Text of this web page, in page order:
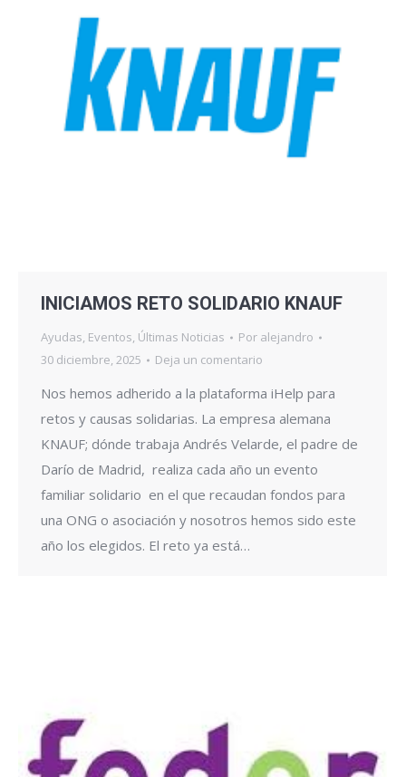
INICIAMOS RETO SOLIDARIO KNAUF
Ayudas, Eventos, Últimas Noticias Por alejandro
30 diciembre, 2025
Deja un comentario
Nos hemos adherido a la plataforma iHelp para
retos y causas solidarias. La empresa alemana
KNAUF; dónde trabaja Andrés Velarde, el padre de
Darío de Madrid, realiza cada año un evento
familiar solidario en el que recaudan fondos para
una ONG o asociación y nosotros hemos sido este
año los elegidos. El reto ya está…